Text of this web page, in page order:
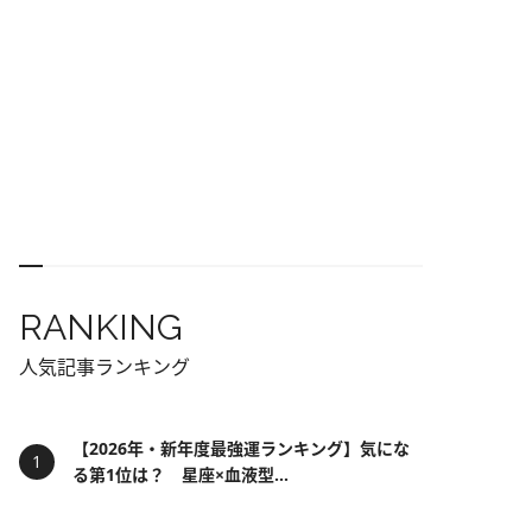
RANKING
人気記事ランキング
【2026年・新年度最強運ランキング】気にな
る第1位は？ 星座×血液型...